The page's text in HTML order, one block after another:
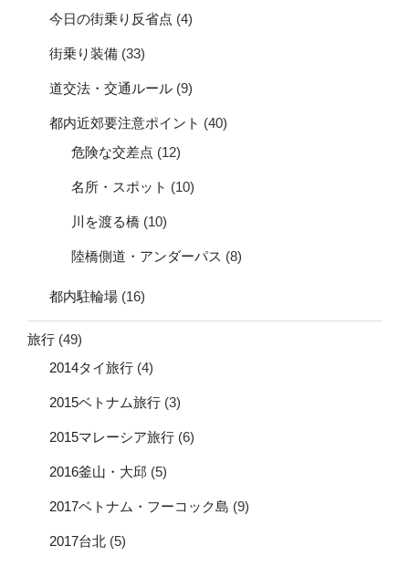
今日の街乗り反省点 (4)
街乗り装備 (33)
道交法・交通ルール (9)
都内近郊要注意ポイント (40)
危険な交差点 (12)
名所・スポット (10)
川を渡る橋 (10)
陸橋側道・アンダーパス (8)
都内駐輪場 (16)
旅行 (49)
2014タイ旅行 (4)
2015ベトナム旅行 (3)
2015マレーシア旅行 (6)
2016釜山・大邱 (5)
2017ベトナム・フーコック島 (9)
2017台北 (5)